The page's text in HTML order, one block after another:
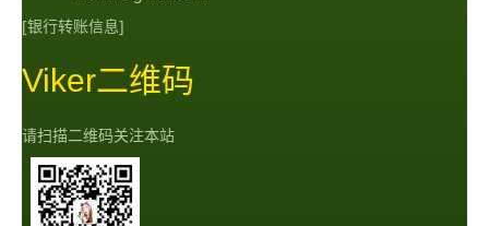
[银行转账信息]
Viker二维码
请扫描二维码关注本站